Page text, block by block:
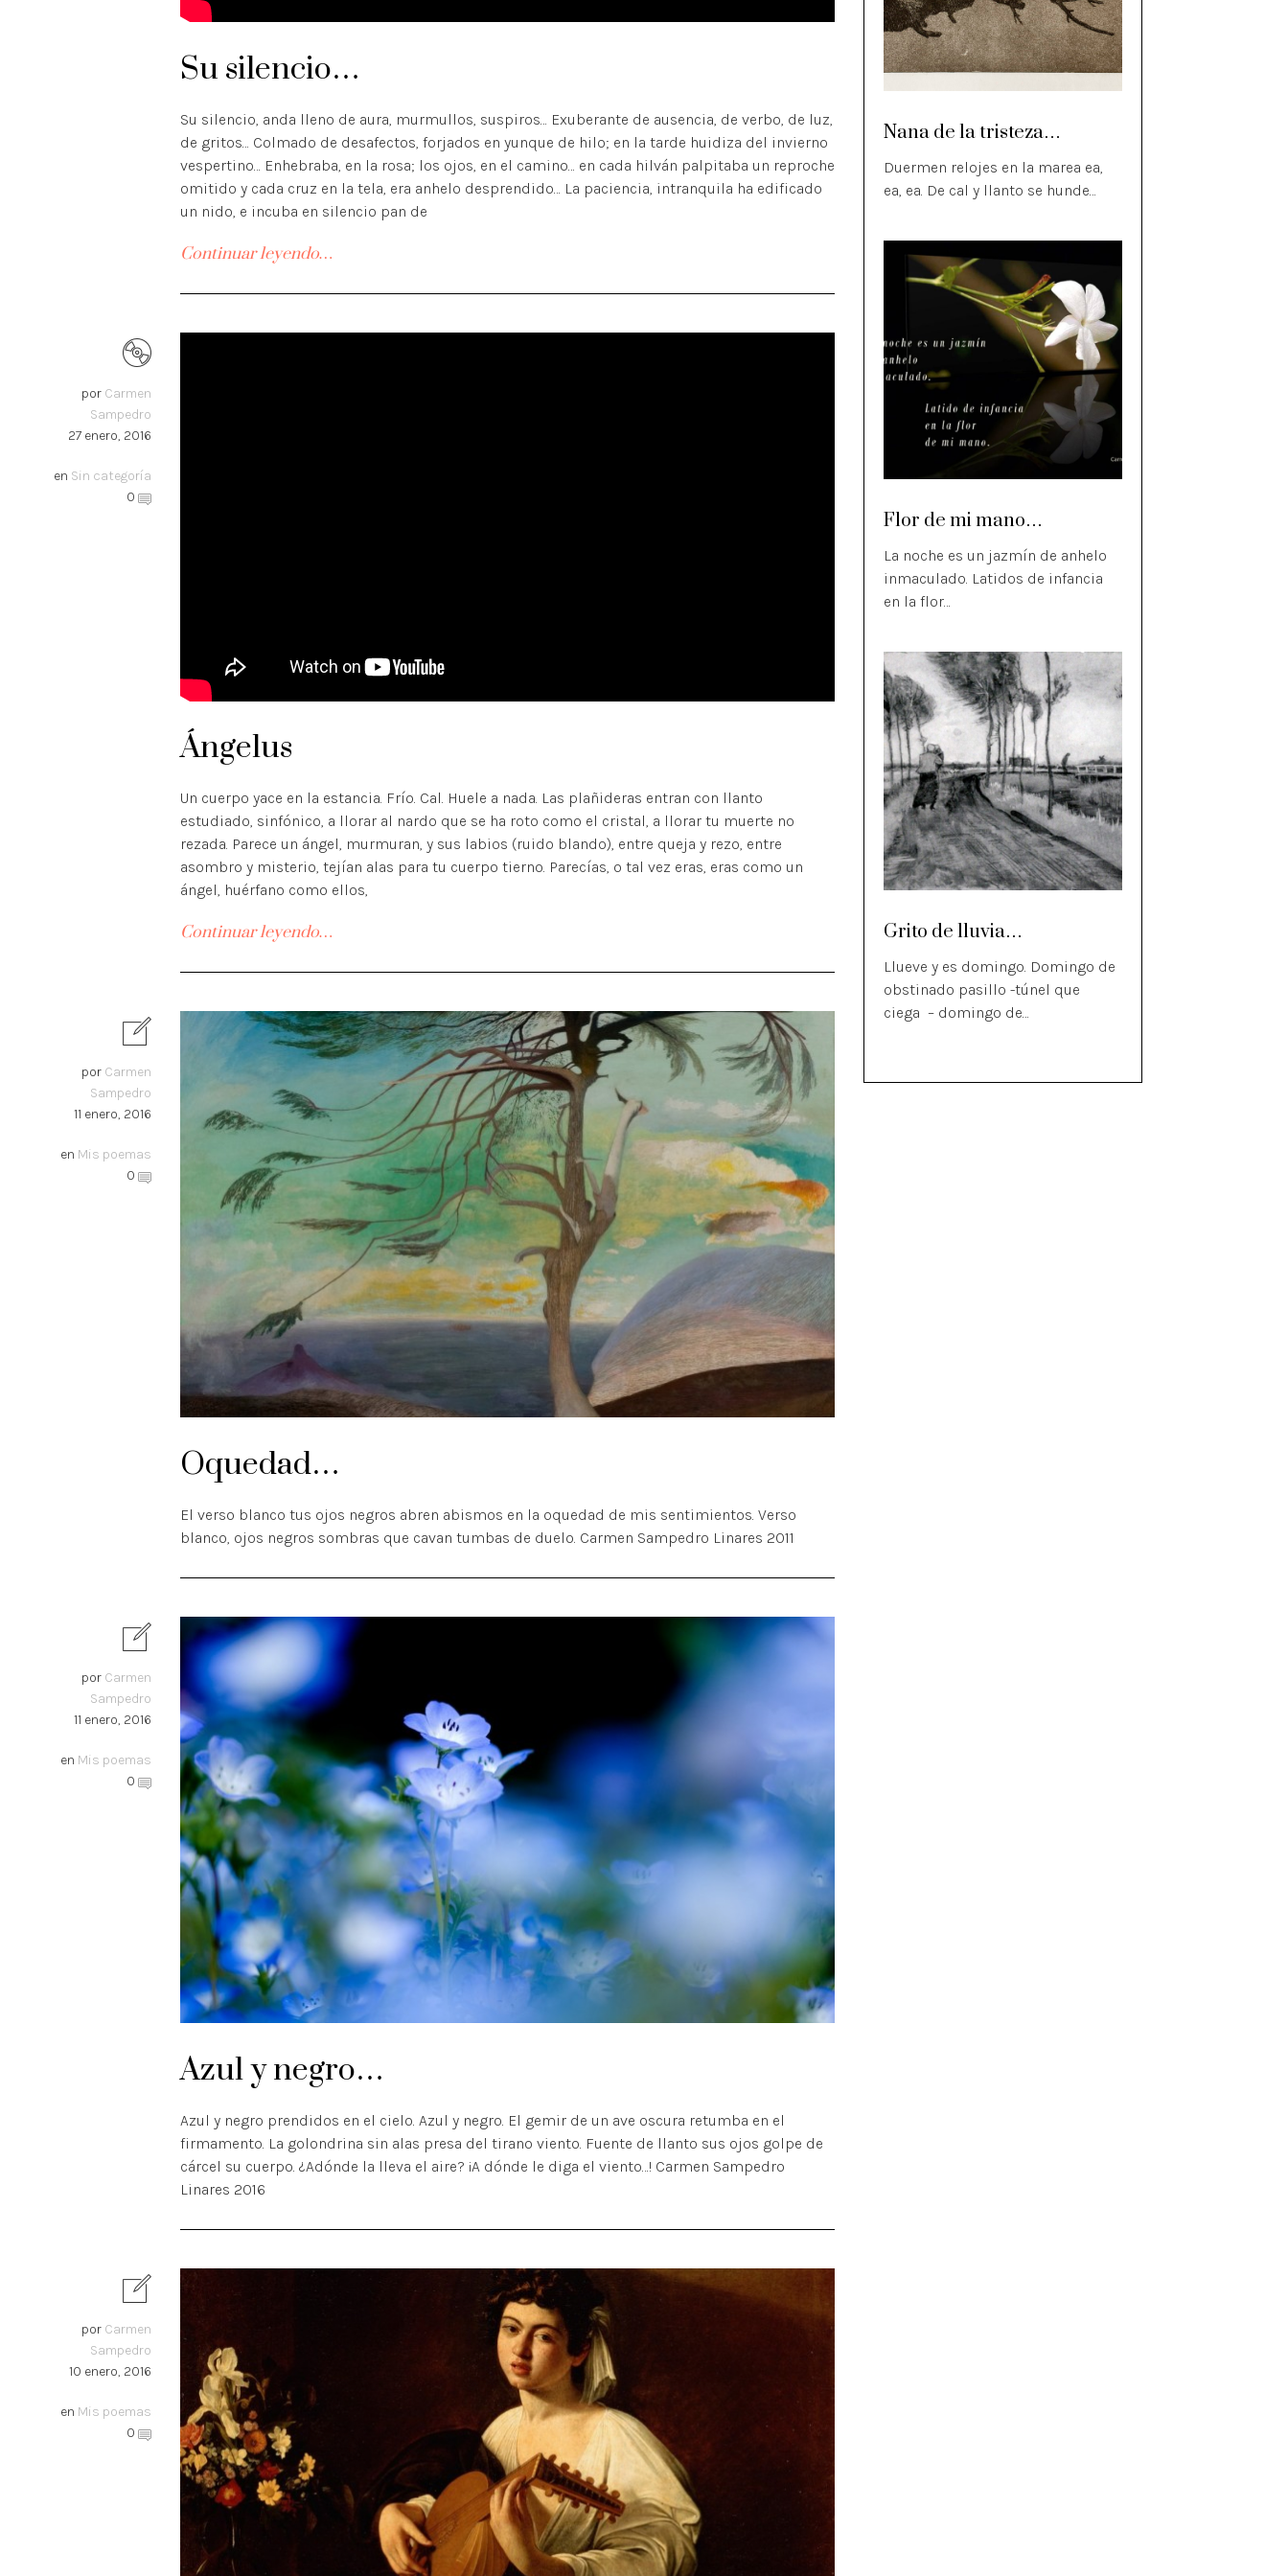
Su silencio…
Su silencio, anda lleno de aura, murmullos, suspiros… Exuberante de ausencia, de verbo, de luz,
de gritos… Colmado de desafectos, forjados en yunque de hilo; en la tarde huidiza del invierno
vespertino… Enhebraba, en la rosa; los ojos, en el camino… en cada hilván palpitaba un reproche
omitido y cada cruz en la tela, era anhelo desprendido… La paciencia, intranquila ha edificado
un nido, e incuba en silencio pan de
Continuar leyendo…
por Carmen
Sampedro
27 enero, 2016
en Sin categoría
0
Ángelus
Un cuerpo yace en la estancia. Frío. Cal. Huele a nada. Las plañideras entran con llanto
estudiado, sinfónico, a llorar al nardo que se ha roto como el cristal, a llorar tu muerte no
rezada. Parece un ángel, murmuran, y sus labios (ruido blando), entre queja y rezo, entre
asombro y misterio, tejían alas para tu cuerpo tierno. Parecías, o tal vez eras, eras como un
ángel, huérfano como ellos,
Continuar leyendo…
por Carmen
Sampedro
11 enero, 2016
en Mis poemas
0
Oquedad…
El verso blanco tus ojos negros abren abismos en la oquedad de mis sentimientos. Verso
blanco, ojos negros sombras que cavan tumbas de duelo. Carmen Sampedro Linares 2011
por Carmen
Sampedro
11 enero, 2016
en Mis poemas
0
Azul y negro…
Azul y negro prendidos en el cielo. Azul y negro. El gemir de un ave oscura retumba en el
firmamento. La golondrina sin alas presa del tirano viento. Fuente de llanto sus ojos golpe de
cárcel su cuerpo. ¿Adónde la lleva el aire? ¡A dónde le diga el viento…! Carmen Sampedro
Linares 2016
por Carmen
Sampedro
10 enero, 2016
en Mis poemas
0
Nana de la tristeza…
Duermen relojes en la marea ea,
ea, ea. De cal y llanto se hunde…
Flor de mi mano…
La noche es un jazmín de anhelo
inmaculado. Latidos de infancia
en la flor…
Grito de lluvia…
Llueve y es domingo. Domingo de
obstinado pasillo -túnel que
ciega – domingo de…